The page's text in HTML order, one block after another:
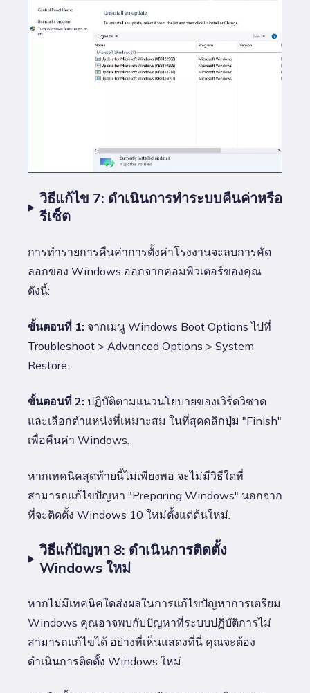
วิธีแก้ไข 7: ดำเนินการทำระบบคืนค่าหรือ
รีเซ็ต
การทำรายการคืนค่าการตั้งค่าโรงงานจะลบการคัด
ลอกของ Windows ออกจากคอมพิวเตอร์ของคุณ
ดังนี้:
ขั้นตอนที่ 1: จากเมนู Windows Boot Options ไปที่
Troubleshoot > Advanced Options > System
Restore.
ขั้นตอนที่ 2: ปฏิบัติตามแนวนโยบายของเวิร์ดวิซาด
และเลือกตำแหน่งที่เหมาะสม ในที่สุดคลิกปุ่ม "Finish"
เพื่อคืนค่า Windows.
หากเทคนิคสุดท้ายนี้ไม่เพียงพอ จะไม่มีวิธีใดที่
สามารถแก้ไขปัญหา "Preparing Windows" นอกจาก
ที่จะติดตั้ง Windows 10 ใหม่ตั้งแต่ต้นใหม่.
วิธีแก้ปัญหา 8: ดำเนินการติดตั้ง
Windows ใหม่
หากไม่มีเทคนิคใดส่งผลในการแก้ไขปัญหาการเตรียม
Windows คุณอาจพบกับปัญหาที่ระบบปฏิบัติการไม่
สามารถแก้ไขได้ อย่างที่เห็นแสดงที่นี่ คุณจะต้อง
ดำเนินการติดตั้ง Windows ใหม่.